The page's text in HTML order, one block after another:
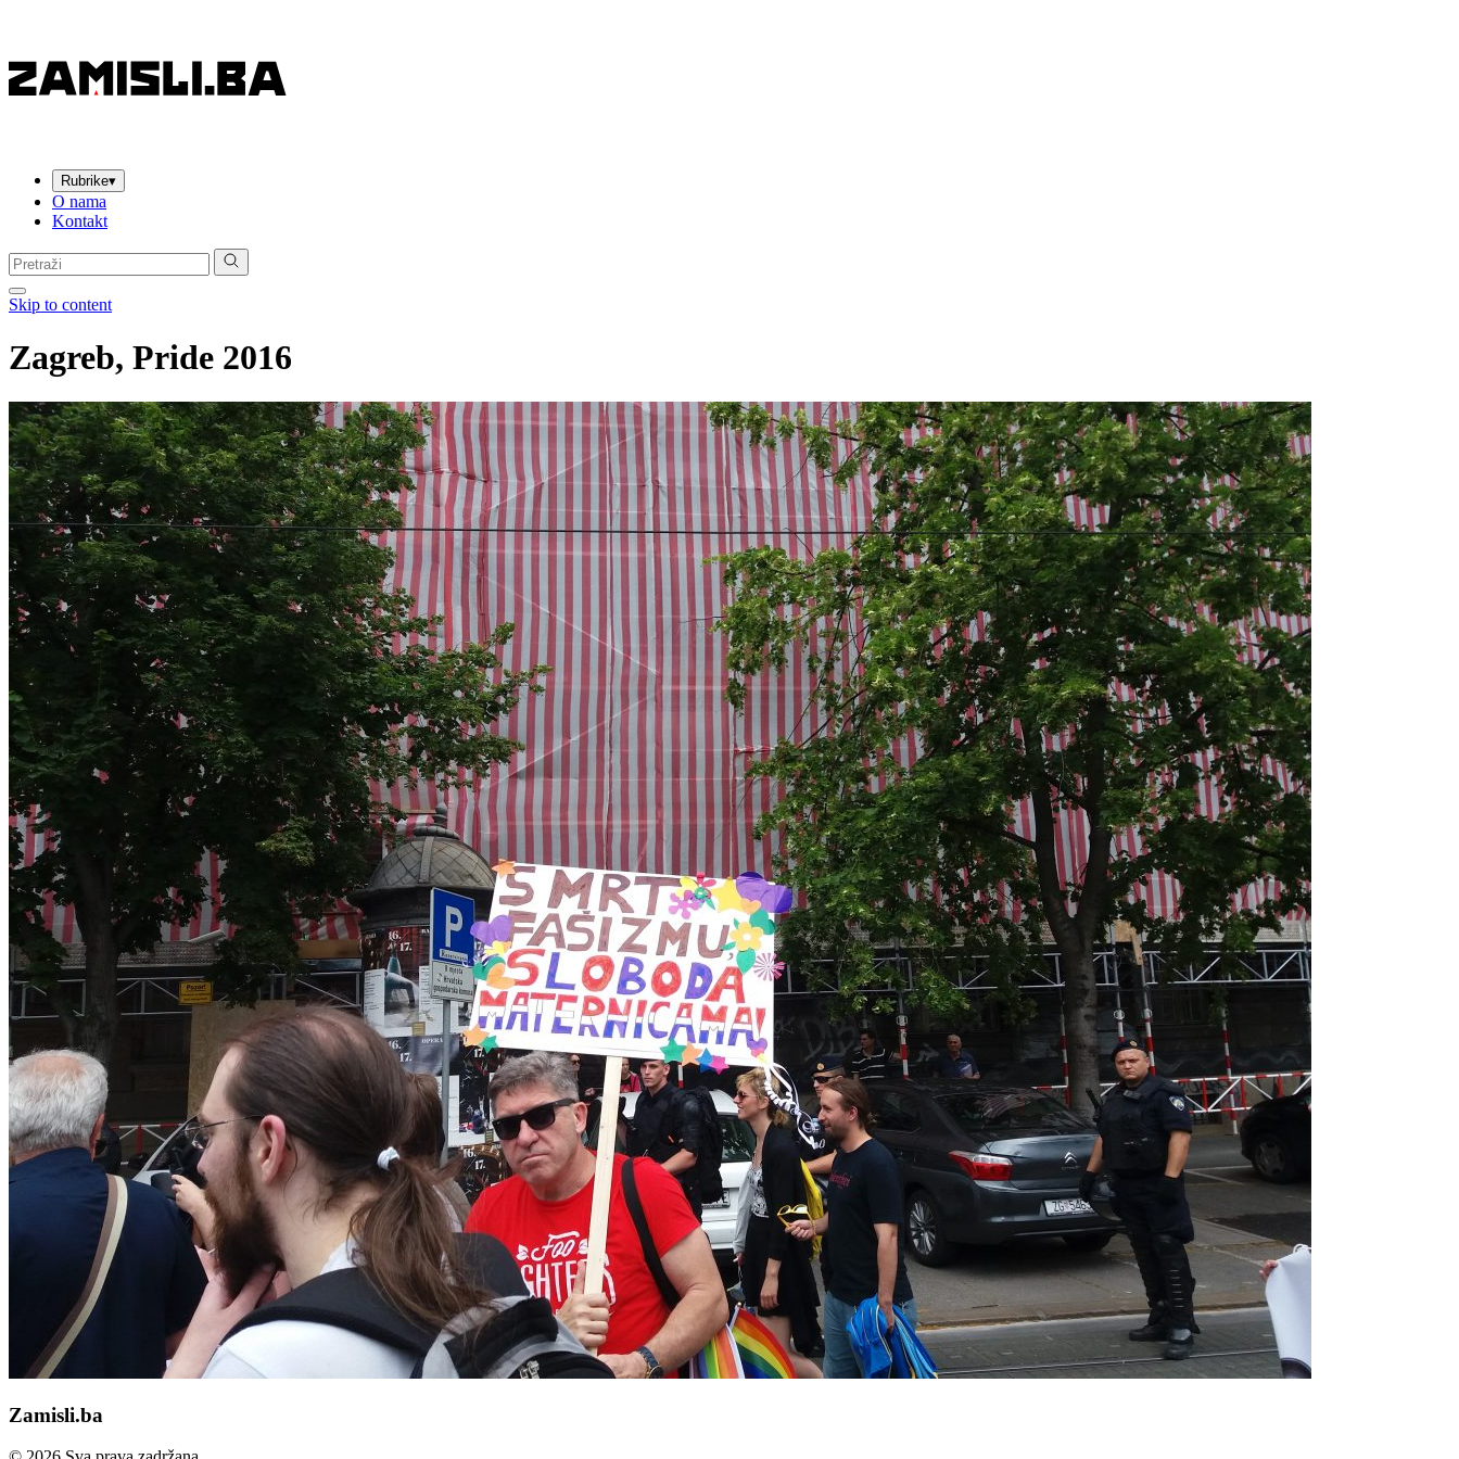
Rubrike▾
O nama
Kontakt
Pretraga:
Skip to content
Zagreb, Pride 2016
Zamisli.ba